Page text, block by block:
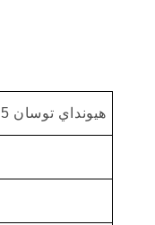
هيونداي توسان 2005 - 2015 درج جانبي